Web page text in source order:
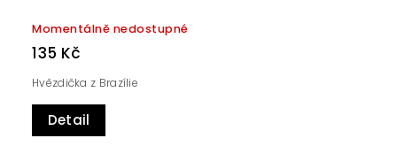
Momentálně nedostupné
135 Kč
Detail
Hvězdička z Brazílie